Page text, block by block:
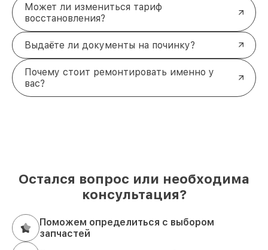
Может ли измениться тариф
восстановления?
Выдаёте ли документы на починку?
Почему стоит ремонтировать именно у
вас?
Остался вопрос или необходима
консультация?
Поможем определиться с выбором
запчастей